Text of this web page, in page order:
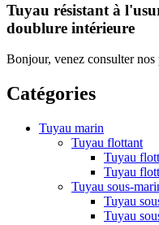
Tuyau résistant à
doublure intérieure
Bonjour, venez consulter nos
Catégories
Tuyau marin
Tuyau flottant
Tuyau
Tuyau
Tuyau sous-
Tuyau
Tuyau